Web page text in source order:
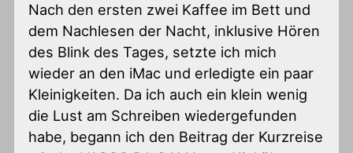
Nach den ersten zwei Kaffee im Bett und
dem Nachlesen der Nacht, inklusive Hören
des Blink des Tages, setzte ich mich
wieder an den iMac und erledigte ein paar
Kleinigkeiten. Da ich auch ein klein wenig
die Lust am Schreiben wiedergefunden
habe, begann ich den Beitrag der Kurzreise